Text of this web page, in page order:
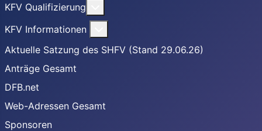
KFV Qualifizierung
KFV Informationen
Aktuelle Satzung des SHFV (Stand 29.06.26)
Anträge Gesamt
DFB.net
Web-Adressen Gesamt
Sponsoren